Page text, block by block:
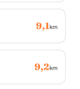
9,1km
9,2km